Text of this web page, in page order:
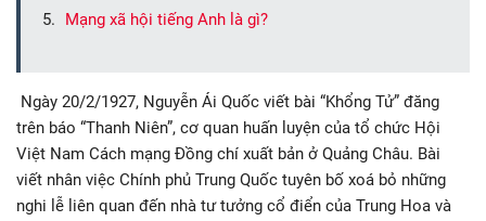
Mạng xã hội tiếng Anh là gì?
Ngày 20/2/1927, Nguyễn Ái Quốc viết bài “Khổng Tử” đăng
trên báo “Thanh Niên”, cơ quan huấn luyện của tổ chức Hội
Việt Nam Cách mạng Đồng chí xuất bản ở Quảng Châu. Bài
viết nhân việc Chính phủ Trung Quốc tuyên bố xoá bỏ những
nghi lễ liên quan đến nhà tư tưởng cổ điển của Trung Hoa và